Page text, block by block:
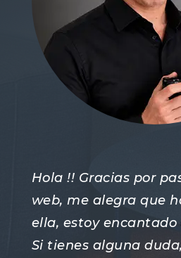
Hola !! Gracias por
web, me alegra que
ella, estoy
Si tienes alguna